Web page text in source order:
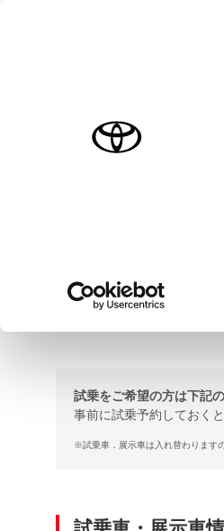
オーナー
試乗車・展示車検索
ネッツトヨタ仙台 気
TEL 0226-22-4447
試乗をご希望の方は下記
事前に試乗予約しておく
※試乗車．展示車は入れ替わります